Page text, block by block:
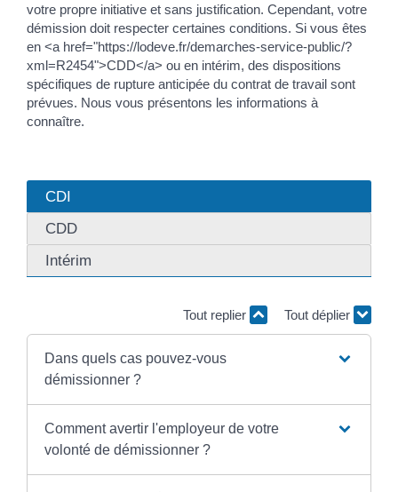
votre propre initiative et sans justification. Cependant, votre
démission doit respecter certaines conditions. Si vous êtes
en <a href="https://lodeve.fr/demarches-service-public/?
xml=R2454">CDD</a> ou en intérim, des dispositions
spécifiques de rupture anticipée du contrat de travail sont
prévues. Nous vous présentons les informations à
connaître.
CDI
CDD
Intérim
Tout replier Tout déplier
Dans quels cas pouvez-vous
démissionner ?
Comment avertir l'employeur de votre
volonté de démissionner ?